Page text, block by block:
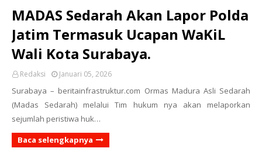
MADAS Sedarah Akan Lapor Polda
Jatim Termasuk Ucapan WaKiL
Wali Kota Surabaya.
Redaksi Januari 05, 2026
Surabaya – beritainfrastruktur.com Ormas Madura Asli Sedarah
(Madas Sedarah) melalui Tim hukum nya akan melaporkan
sejumlah peristiwa huk…
Baca selengkapnya